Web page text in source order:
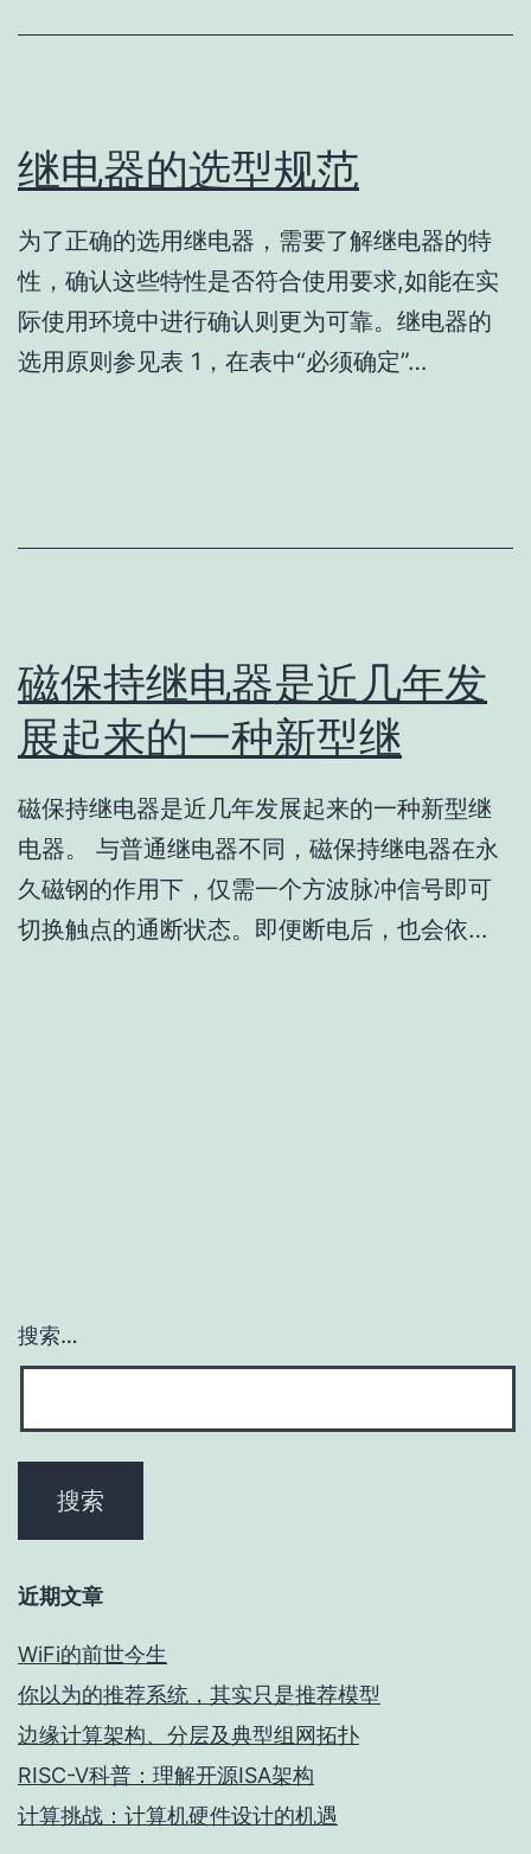
继电器的选型规范
为了正确的选用继电器，需要了解继电器的特
性，确认这些特性是否符合使用要求,如能在实
际使用环境中进行确认则更为可靠。继电器的
选用原则参见表 1，在表中“必须确定”…
磁保持继电器是近几年发
展起来的一种新型继
磁保持继电器是近几年发展起来的一种新型继
电器。 与普通继电器不同，磁保持继电器在永
久磁钢的作用下，仅需一个方波脉冲信号即可
切换触点的通断状态。即便断电后，也会依…
搜索…
近期文章
WiFi的前世今生
你以为的推荐系统，其实只是推荐模型
边缘计算架构、分层及典型组网拓扑
RISC-V科普：理解开源ISA架构
计算挑战：计算机硬件设计的机遇